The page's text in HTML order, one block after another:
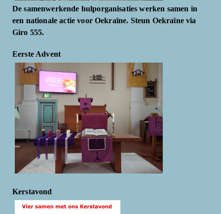
De samenwerkende hulporganisaties werken samen in
een nationale actie voor Oekraïne. Steun Oekraïne via
Giro 555.
Eerste Advent
Kerstavond